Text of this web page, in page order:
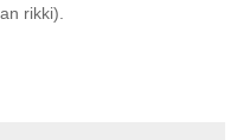
rikki).